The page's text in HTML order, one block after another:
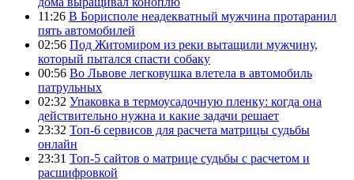
11:26 В Борисполе неадекватный мужчина протаранил
пять автомобилей
02:56 Под Житомиром из реки вытащили мужчину,
который пытался спасти собаку
00:56 Во Львове легковушка влетела в автомобиль
патрульных
02:32 Упаковка в термоусадочную пленку: когда она
действительно нужна и какие задачи решает
23:32 Топ-6 сервисов для расчета матрицы судьбы
онлайн
23:31 Топ-5 сайтов о матрице судьбы с расчетом и
расшифровкой